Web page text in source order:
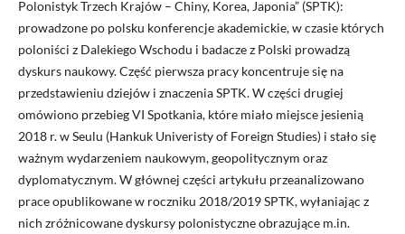
Polonistyk Trzech Krajów – Chiny, Korea, Japonia” (SPTK):
prowadzone po polsku konferencje akademickie, w czasie których
poloniści z Dalekiego Wschodu i badacze z Polski prowadzą
dyskurs naukowy. Część pierwsza pracy koncentruje się na
przedstawieniu dziejów i znaczenia SPTK. W części drugiej
omówiono przebieg VI Spotkania, które miało miejsce jesienią
2018 r. w Seulu (Hankuk Univeristy of Foreign Studies) i stało się
ważnym wydarzeniem naukowym, geopolitycznym oraz
dyplomatycznym. W głównej części artykułu przeanalizowano
prace opublikowane w roczniku 2018/2019 SPTK, wyłaniając z
nich zróżnicowane dyskursy polonistyczne obrazujące m.in.